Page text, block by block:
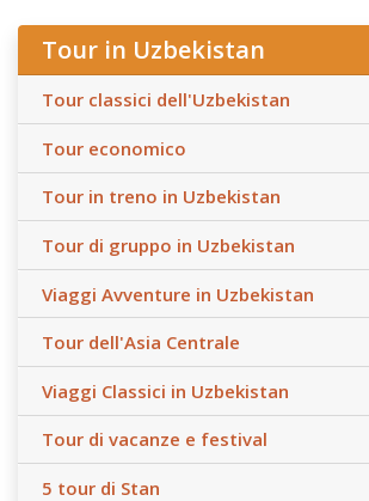
Tour in Uzbekistan
Tour classici dell'Uzbekistan
Tour economico
Tour in treno in Uzbekistan
Tour di gruppo in Uzbekistan
Viaggi Avventure in Uzbekistan
Tour dell'Asia Centrale
Viaggi Classici in Uzbekistan
Tour di vacanze e festival
5 tour di Stan